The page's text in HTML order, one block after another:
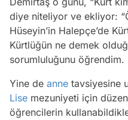
diye niteliyor ve ekliyor:
Hüseyin’in Halepçe’de
Kürtlüğün ne demek
sorumluluğunu öğrendim.
Yine de anne tavsiyesine
Lise mezuniyeti için
öğrencilerin